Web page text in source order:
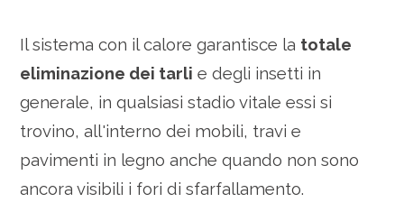
Il sistema con il calore garantisce la totale
eliminazione dei tarli e degli insetti in
generale, in qualsiasi stadio vitale essi si
trovino, all'interno dei mobili, travi e
pavimenti in legno anche quando non sono
ancora visibili i fori di sfarfallamento.